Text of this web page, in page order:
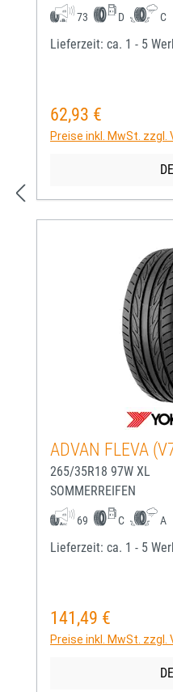
73 D C
Lieferzeit: ca. 1 - 5
Regulärer Preis:
62,93 €
Preise inkl. MwSt.
ADVAN FLEVA
265/35R18 97W XL
SOMMERREIFEN
69 C A
Lieferzeit: ca. 1 - 5
Regulärer Preis:
141,49 €
Preise inkl. MwSt.